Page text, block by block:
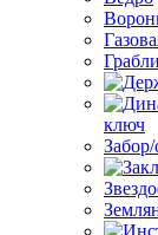
Грабли
ключ